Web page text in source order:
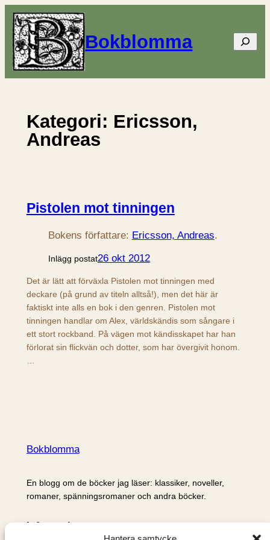
Hoppa
till
innehåll
Bokblomma Sök
Kategori: Ericsson,
Andreas
Pistolen mot tinningen
Bokens författare: Ericsson, Andreas.
Inlägg postat26 okt 2012
Det är lätt att förväxla Pistolen mot tinningen med
deckare (på grund av titeln alltså!), men det här är
faktiskt inte alls en bok i den genren. Pistolen mot
tinningen handlar om Alex, världskändis som sångare i
ett stort rockband. På vägen mot kändisskapet har han
förlorat sin flickvän och dotter, som har övergivit honom.
Bokblomma
En blogg om de böcker jag läser: klassiker, noveller,
romaner, spänningsromaner och andra böcker.
Information